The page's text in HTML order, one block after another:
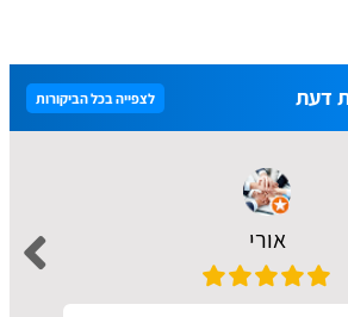
דעת לצפייה בכל הביקורות
אורי